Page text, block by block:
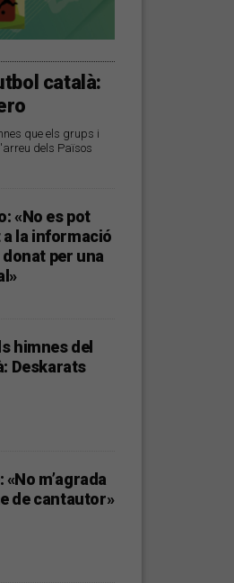
català:
que els grups i
dels Països
«No es pot
la informació
per una
himnes del
Deskarats
m’agrada
de cantautor»